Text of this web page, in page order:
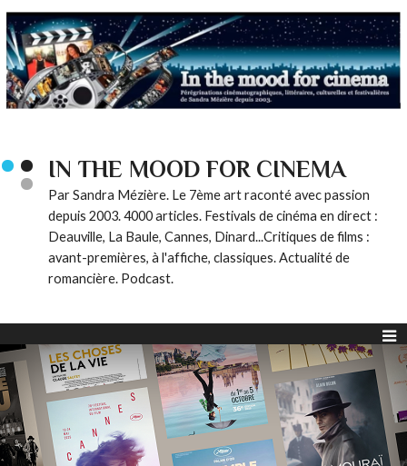
IN THE MOOD FOR CINEMA
Par Sandra Mézière. Le 7ème art raconté avec passion
depuis 2003. 4000 articles. Festivals de cinéma en direct :
Deauville, La Baule, Cannes, Dinard...Critiques de films :
avant-premières, à l'affiche, classiques. Actualité de
romancière. Podcast.